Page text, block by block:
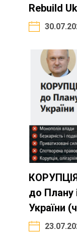
Rebuild
до Плану
України